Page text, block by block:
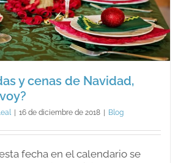
y cenas de Navidad,
16 de diciembre de 2018 Blog
fecha en el calendario se